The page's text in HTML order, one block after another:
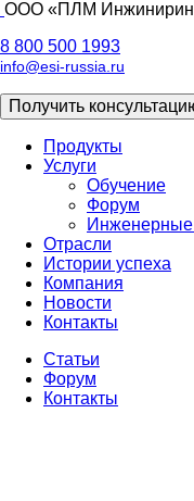
ООО «ПЛМ
8 800 500 1993
info@esi-russia.ru
Получить
Основная
навигация
Продукты
Услуги
Обучение
Форум
Инженерные
Отрасли
Истории успеха
Компания
Новости
Контакты
Доп
меню
Статьи
Форум
Контакты